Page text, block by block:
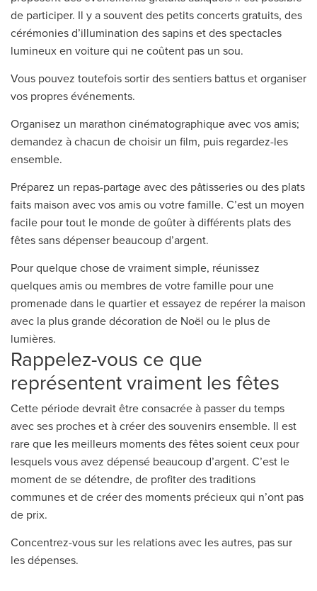
de participer. Il y a souvent des petits concerts gratuits, des
cérémonies d’illumination des sapins et des spectacles
lumineux en voiture qui ne coûtent pas un sou.
Vous pouvez toutefois sortir des sentiers battus et organiser
vos propres événements.
Organisez un marathon cinématographique avec vos amis;
demandez à chacun de choisir un film, puis regardez-les
ensemble.
Préparez un repas-partage avec des pâtisseries ou des plats
faits maison avec vos amis ou votre famille. C’est un moyen
facile pour tout le monde de goûter à différents plats des
fêtes sans dépenser beaucoup d’argent.
Pour quelque chose de vraiment simple, réunissez
quelques amis ou membres de votre famille pour une
promenade dans le quartier et essayez de repérer la maison
avec la plus grande décoration de Noël ou le plus de
lumières.
Rappelez-vous ce que
représentent vraiment les fêtes
Cette période devrait être consacrée à passer du temps
avec ses proches et à créer des souvenirs ensemble. Il est
rare que les meilleurs moments des fêtes soient ceux pour
lesquels vous avez dépensé beaucoup d’argent. C’est le
moment de se détendre, de profiter des traditions
communes et de créer des moments précieux qui n’ont pas
de prix.
Concentrez-vous sur les relations avec les autres, pas sur
les dépenses.